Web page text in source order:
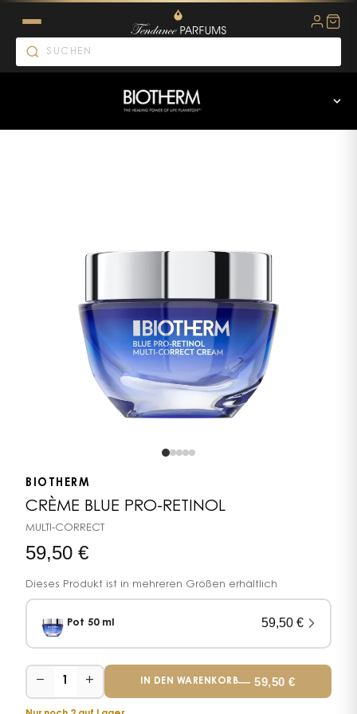
BIOTHERM
CRÈME BLUE PRO-RETINOL
MULTI-CORRECT
59,50 €
Dieses Produkt ist in mehreren Größen erhältlich
Pot 50 ml 59,50€
− 1 + IN DEN WARENKORB—59,50 €